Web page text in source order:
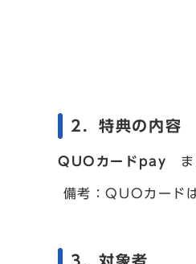
2．特典の内容
QUOカードpay ま
備考：QUOカード
3．対象者